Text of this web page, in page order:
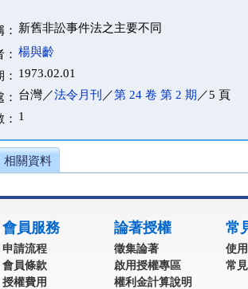
新舊非訟事件法之主要不同
楊與齡
1973.02.01
台灣／法令月刊 ／第 24 卷 第 2 期 ／5 頁
1
相關資料
會員服務
申請流程
會員條款
授權費用
論著授權
徵集論著
啟用授權專區
權利金計算說明
常
使
常